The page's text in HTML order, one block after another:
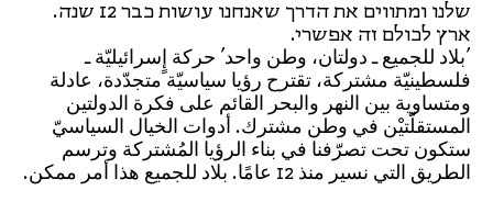
שלנו ומתווים את הדרך שאנחנו עושות כבר 12 שנה.
ארץ לכולם זה אפשרי.
'بلاد للجميع ـ دولتان، وطن واحد' حركة إٍسرائيليّة ـ
فلسطينيّة مشتركة، تقترح رؤيا سياسيّة متجدّدة، عادلة
ومتساوية بين النهر والبحر القائم على فكرة الدولتين
المستقلّتيْن في وطن مشترك. أدوات الخيال السياسيّ
ستكون تحت تصرّفنا في بناء الرؤيا المُشتركة وترسم
الطريق التي نسير منذ 12 عامًا. بلاد للجميع هذا أمر ممكن.